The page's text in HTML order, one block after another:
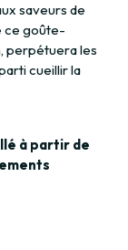
saveurs de
ce goûte-
perpétuera les
cueillir la
à partir de